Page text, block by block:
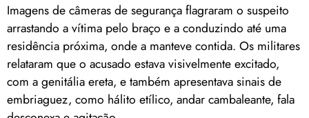
Imagens de câmeras de segurança flagraram o suspeito
arrastando a vítima pelo braço e a conduzindo até uma
residência próxima, onde a manteve contida. Os militares
relataram que o acusado estava visivelmente excitado,
com a genitália ereta, e também apresentava sinais de
embriaguez, como hálito etílico, andar cambaleante, fala